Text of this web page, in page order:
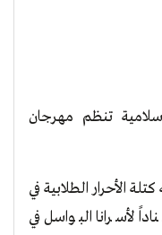
تنظم مهرجان
الأحرار الطلابية في
لأسرانا البواسل في